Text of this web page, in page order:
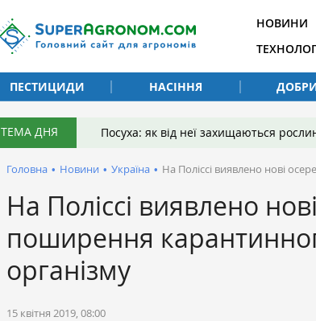
НОВИНИ
ПЕСТИЦИДИ
НАСІННЯ
ТЕМА ДНЯ Посуха: як від неї захищаються
Головна • Новини • Україна • На Поліссі виявлено нові
На Поліссі виявлено
поширення
організму
15 квітня 2019, 08:00